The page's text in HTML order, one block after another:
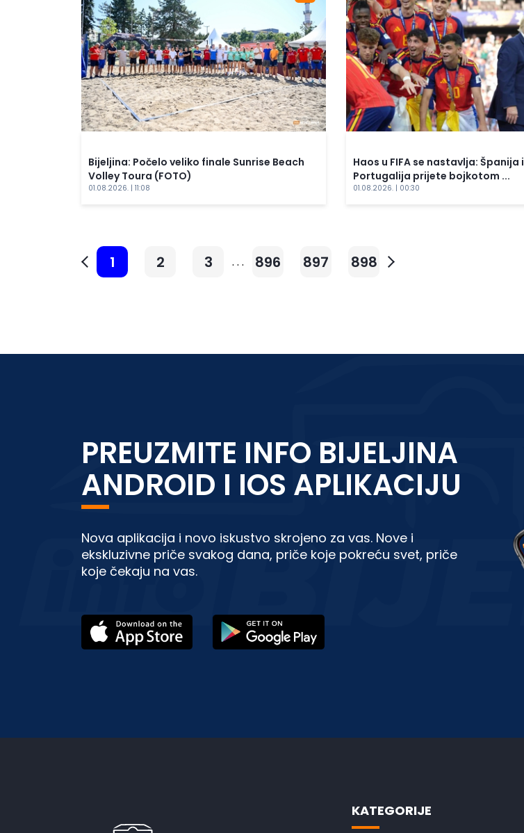
Bijeljina: Počelo veliko finale Sunrise Beach
Volley Toura (FOTO)
01.08.2026. | 11:08
Haos u FIFA se nastavlja: Španija i
Portugalija prijete bojkotom ...
01.08.2026. | 00:30
1 2 3 . . . 896 897 898
PREUZMITE INFO BIJELJINA
ANDROID I IOS APLIKACIJU
Nova aplikacija i novo iskustvo skrojeno za vas. Nove i
ekskluzivne priče svakog dana, priče koje pokreću svet, priče
koje čekaju na vas.
KATEGORIJE